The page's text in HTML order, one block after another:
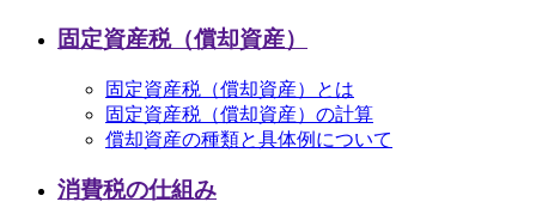
固定資産税（償却資産）
固定資産税（償却資産）とは
固定資産税（償却資産）の計算
償却資産の種類と具体例について
消費税の仕組み